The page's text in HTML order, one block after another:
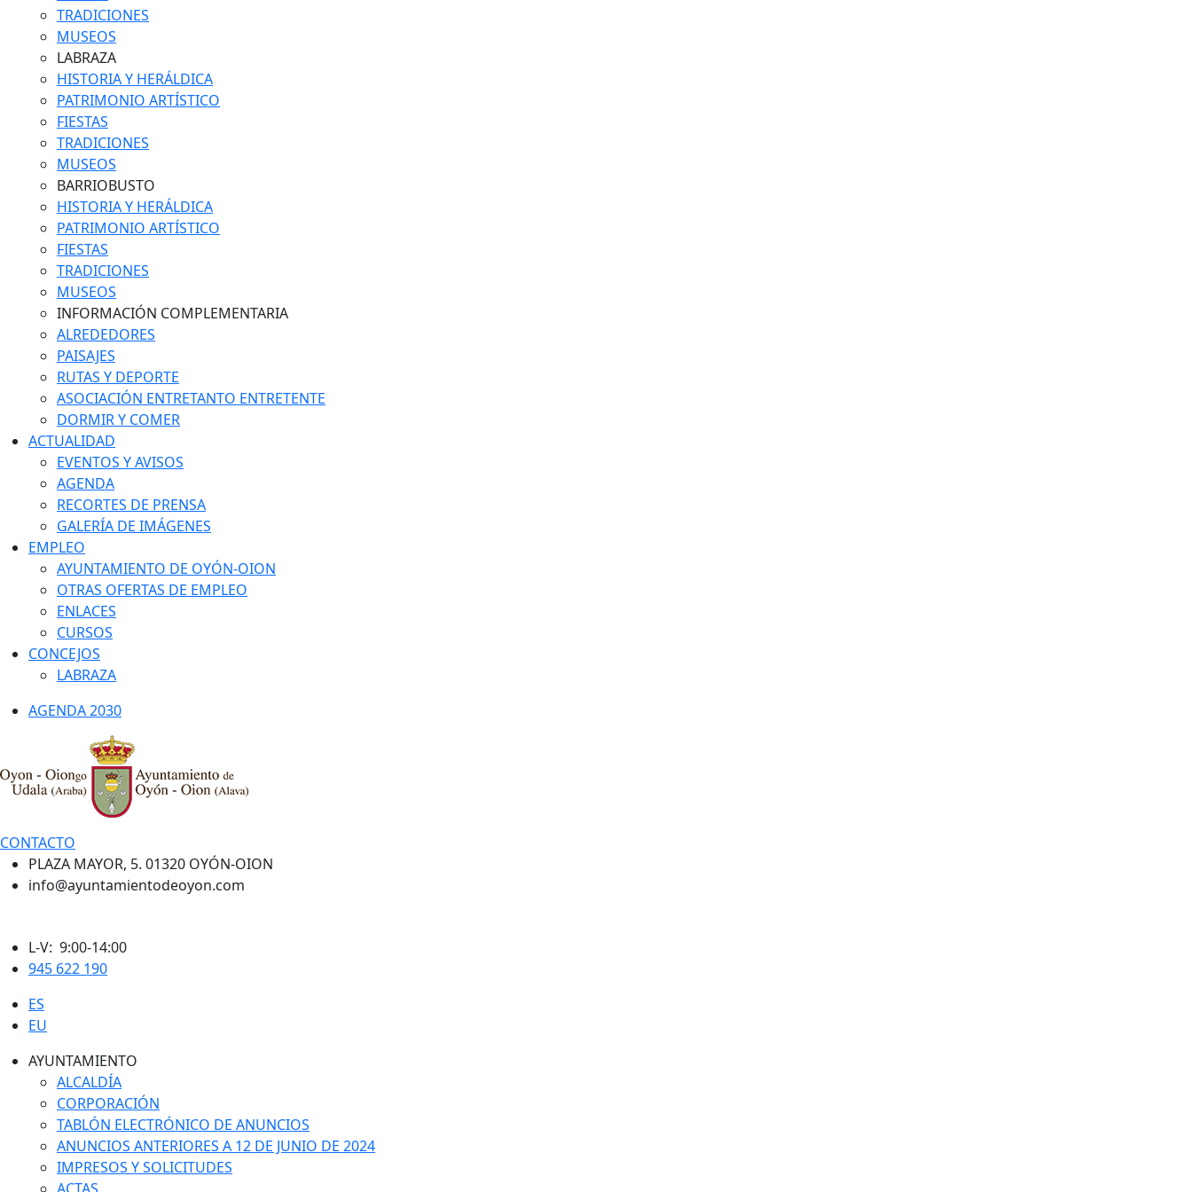
TRADICIONES
MUSEOS
LABRAZA
HISTORIA Y HERÁLDICA
PATRIMONIO ARTÍSTICO
FIESTAS
TRADICIONES
MUSEOS
BARRIOBUSTO
HISTORIA Y HERÁLDICA
PATRIMONIO ARTÍSTICO
FIESTAS
TRADICIONES
MUSEOS
INFORMACIÓN COMPLEMENTARIA
ALREDEDORES
PAISAJES
RUTAS Y DEPORTE
ASOCIACIÓN ENTRETANTO ENTRETENTE
DORMIR Y COMER
ACTUALIDAD
EVENTOS Y AVISOS
AGENDA
RECORTES DE PRENSA
GALERÍA DE IMÁGENES
EMPLEO
AYUNTAMIENTO DE OYÓN-OION
OTRAS OFERTAS DE EMPLEO
ENLACES
CURSOS
CONCEJOS
LABRAZA
AGENDA 2030
CONTACTO
PLAZA MAYOR, 5. 01320 OYÓN-OION
info@ayuntamientodeoyon.com
L-V: 9:00-14:00
945 622 190
ES
EU
AYUNTAMIENTO
ALCALDÍA
CORPORACIÓN
TABLÓN ELECTRÓNICO DE ANUNCIOS
ANUNCIOS ANTERIORES A 12 DE JUNIO DE 2024
IMPRESOS Y SOLICITUDES